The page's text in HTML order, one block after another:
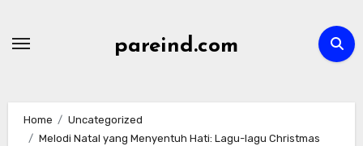
pareind.com
Home
Uncategorized
Melodi Natal yang Menyentuh Hati: Lagu-lagu Christmas